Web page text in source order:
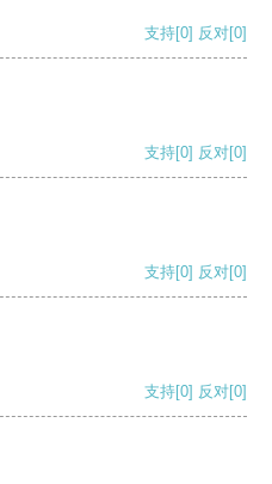
支持[0] 反对[0]
支持[0] 反对[0]
支持[0] 反对[0]
支持[0] 反对[0]